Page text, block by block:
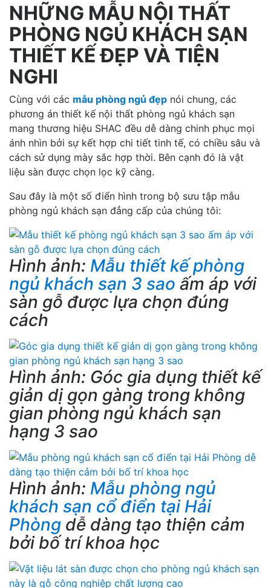
NHỮNG MẪU NỘI THẤT
PHÒNG NGỦ KHÁCH SẠN
THIẾT KẾ ĐẸP VÀ TIỆN
NGHI
Cùng với các mẫu phòng ngủ đẹp nói chung, các
phương án thiết kế nội thất phòng ngủ khách sạn
mang thương hiệu SHAC đều dễ dàng chinh phục mọi
ánh nhìn bởi sự kết hợp chi tiết tinh tế, có chiều sâu và
cách sử dụng mày sắc hợp thời. Bên cạnh đó là vật
liệu sàn được chọn lọc kỹ càng.
Sau đây là một số điển hình trong bộ sưu tập mẫu
phòng ngủ khách sạn đẳng cấp của chúng tôi:
Hình ảnh: Mẫu thiết kế phòng
ngủ khách sạn 3 sao ấm áp với
sàn gỗ được lựa chọn đúng
cách
Hình ảnh: Góc gia dụng thiết kế
giản dị gọn gàng trong không
gian phòng ngủ khách sạn
hạng 3 sao
Hình ảnh: Mẫu phòng ngủ
khách sạn cổ điển tại Hải
Phòng dễ dàng tạo thiện cảm
bởi bố trí khoa học